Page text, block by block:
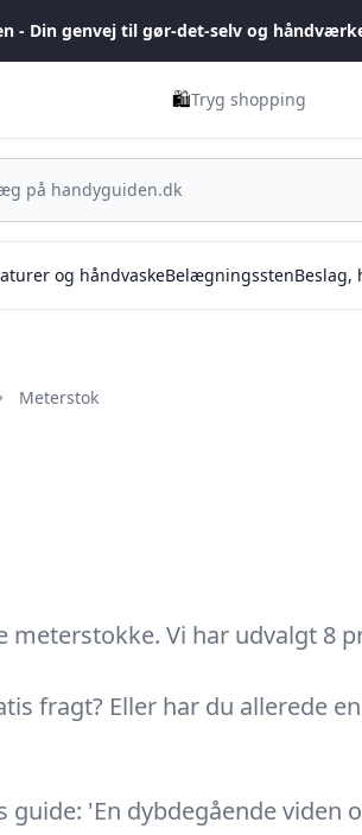
- Din genvej til gør-det-selv og
🛍️Tryg shopping
og håndvaskeBelægningssten
Meterstok
meterstokke. Vi har udvalgt 8
fragt? Eller har du allerede
'En dybdegående